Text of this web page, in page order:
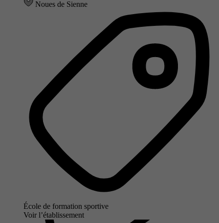
Noues de Sienne
École de formation sportive
Voir l’établissement